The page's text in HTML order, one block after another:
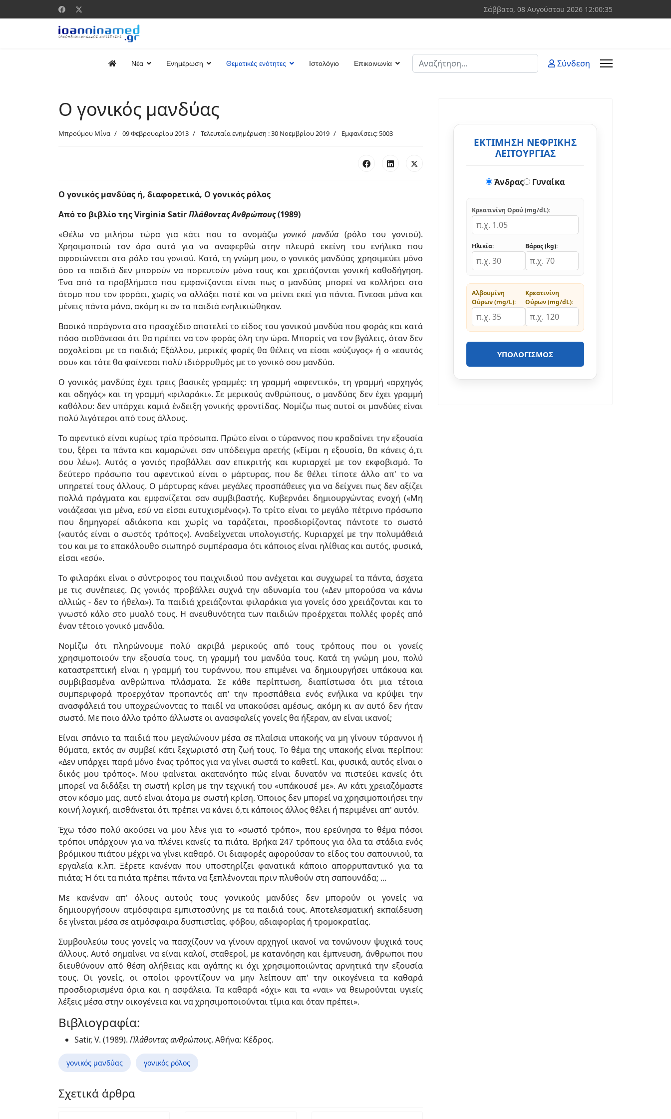
Σάββατο, 08 Αυγούστου 2026 12:00:36
Νέα Ενημέρωση Θεματικές ενότητες Ιστολόγιο Επικοινωνία
Αναζήτηση
Σύνδεση
Ο γονικός μανδύας
Μπρούμου Μίνα 09 Φεβρουαρίου 2013 Τελευταία ενημέρωση : 30 Νοεμβρίου 2019 Εμφανίσεις: 5003
Ο γονικός μανδύας ή, διαφορετικά, Ο γονικός ρόλος
Από το βιβλίο της Virginia SatirΠλάθοντας Ανθρώπους(1989)
«Θέλω να μιλήσω τώρα για κάτι που το ονομάζω γονικό μανδύα (ρόλο του γονιού).
Χρησιμοποιώ τον όρο αυτό για να αναφερθώ στην πλευρά εκείνη του ενήλικα που
αφοσιώνεται στο ρόλο του γονιού. Κατά, τη γνώμη μου, ο γονικός μανδύας χρησιμεύει μόνο
όσο τα παιδιά δεν μπορούν να πορευτούν μόνα τους και χρειάζονται γονική καθοδήγηση.
Ένα από τα προβλήματα που εμφανίζονται είναι πως ο μανδύας μπορεί να κολλήσει στο
άτομο που τον φοράει, χωρίς να αλλάξει ποτέ και να μείνει εκεί για πάντα. Γίνεσαι μάνα και
μένεις πάντα μάνα, ακόμη κι αν τα παιδιά ενηλικιώθηκαν.
Βασικό παράγοντα στο προσχέδιο αποτελεί το είδος του γονικού μανδύα που φοράς και κατά
πόσο αισθάνεσαι ότι θα πρέπει να τον φοράς όλη την ώρα. Μπορείς να τον βγάλεις, όταν δεν
ασχολείσαι με τα παιδιά; Εξάλλου, μερικές φορές θα θέλεις να είσαι «σύζυγος» ή ο «εαυτός
σου» και τότε θα φαίνεσαι πολύ ιδιόρρυθμός με το γονικό σου μανδύα.
Ο γονικός μανδύας έχει τρεις βασικές γραμμές: τη γραμμή «αφεντικό», τη γραμμή «αρχηγός
και οδηγός» και τη γραμμή «φιλαράκι». Σε μερικούς ανθρώπους, ο μανδύας δεν έχει γραμμή
καθόλου: δεν υπάρχει καμιά ένδειξη γονικής φροντίδας. Νομίζω πως αυτοί οι μανδύες είναι
πολύ λιγότεροι από τους άλλους.
Το αφεντικό είναι κυρίως τρία πρόσωπα. Πρώτο είναι ο τύραννος που κραδαίνει την εξουσία
του, ξέρει τα πάντα και καμαρώνει σαν υπόδειγμα αρετής («Είμαι η εξουσία, θα κάνεις ό,τι
σου λέω»). Αυτός ο γονιός προβάλλει σαν επικριτής και κυριαρχεί με τον εκφοβισμό. Το
δεύτερο πρόσωπο του αφεντικού είναι ο μάρτυρας, που δε θέλει τίποτε άλλο απ' το να
υπηρετεί τους άλλους. Ο μάρτυρας κάνει μεγάλες προσπάθειες για να δείχνει πως δεν αξίζει
πολλά πράγματα και εμφανίζεται σαν συμβιβαστής. Κυβερνάει δημιουργώντας ενοχή («Μη
νοιάζεσαι για μένα, εσύ να είσαι ευτυχισμένος»). Το τρίτο είναι το μεγάλο πέτρινο πρόσωπο
που δημηγορεί αδιάκοπα και χωρίς να ταράζεται, προσδιορίζοντας πάντοτε το σωστό
(«αυτός είναι ο σωστός τρόπος»). Αναδείχνεται υπολογιστής. Κυριαρχεί με την πολυμάθειά
του και με το επακόλουθο σιωπηρό συμπέρασμα ότι κάποιος είναι ηλίθιας και αυτός, φυσικά,
είσαι «εσύ».
Το φιλαράκι είναι ο σύντροφος του παιχνιδιού που ανέχεται και συγχωρεί τα πάντα, άσχετα
με τις συνέπειες. Ως γονιός προβάλλει συχνά την αδυναμία του («Δεν μπορούσα να κάνω
αλλιώς - δεν το ήθελα»). Τα παιδιά χρειάζονται φιλαράκια για γονείς όσο χρειάζονται και το
γνωστό κάλο στο μυαλό τους. Η ανευθυνότητα των παιδιών προέρχεται πολλές φορές από
έναν τέτοιο γονικό μανδύα.
Νομίζω ότι πληρώνουμε πολύ ακριβά μερικούς από τους τρόπους που οι γονείς
χρησιμοποιούν την εξουσία τους, τη γραμμή του μανδύα τους. Κατά τη γνώμη μου, πολύ
καταστρεπτική είναι η γραμμή του τυράννου, που επιμένει να δημιουργήσει υπάκουα και
συμβιβασμένα ανθρώπινα πλάσματα. Σε κάθε περίπτωση, διαπίστωσα ότι μια τέτοια
συμπεριφορά προερχόταν προπαντός απ' την προσπάθεια ενός ενήλικα να κρύψει την
ανασφάλειά του υποχρεώνοντας το παιδί να υπακούσει αμέσως, ακόμη κι αν αυτό δεν ήταν
σωστό. Με ποιο άλλο τρόπο άλλωστε οι ανασφαλείς γονείς θα ήξεραν, αν είναι ικανοί;
Είναι σπάνιο τα παιδιά που μεγαλώνουν μέσα σε πλαίσια υπακοής να μη γίνουν τύραννοι ή
θύματα, εκτός αν συμβεί κάτι ξεχωριστό στη ζωή τους. Το θέμα της υπακοής είναι περίπου:
«Δεν υπάρχει παρά μόνο ένας τρόπος για να γίνει σωστά το καθετί. Και, φυσικά, αυτός είναι ο
δικός μου τρόπος». Μου φαίνεται ακατανόητο πώς είναι δυνατόν να πιστεύει κανείς ότι
μπορεί να διδάξει τη σωστή κρίση με την τεχνική του «υπάκουσέ με». Αν κάτι χρειαζόμαστε
στον κόσμο μας, αυτό είναι άτομα με σωστή κρίση. Όποιος δεν μπορεί να χρησιμοποιήσει την
κοινή λογική, αισθάνεται ότι πρέπει να κάνει ό,τι κάποιος άλλος θέλει ή περιμένει απ' αυτόν.
Έχω τόσο πολύ ακούσει να μου λένε για το «σωστό τρόπο», που ερεύνησα το θέμα πόσοι
τρόποι υπάρχουν για να πλένει κανείς τα πιάτα. Βρήκα 247 τρόπους για όλα τα στάδια ενός
βρόμικου πιάτου μέχρι να γίνει καθαρό. Οι διαφορές αφορούσαν το είδος του σαπουνιού, τα
εργαλεία κ.λπ. Ξέρετε κανέναν που υποστηρίζει φανατικά κάποιο απορρυπαντικό για τα
πιάτα; Ή ότι τα πιάτα πρέπει πάντα να ξεπλένονται πριν πλυθούν στη σαπουνάδα; ...
Με κανέναν απ' όλους αυτούς τους γονικούς μανδύες δεν μπορούν οι γονείς να
δημιουργήσουν ατμόσφαιρα εμπιστοσύνης με τα παιδιά τους. Αποτελεσματική εκπαίδευση
δε γίνεται μέσα σε ατμόσφαιρα δυσπιστίας, φόβου, αδιαφορίας ή τρομοκρατίας.
Συμβουλεύω τους γονείς να πασχίζουν να γίνουν αρχηγοί ικανοί να τονώνουν ψυχικά τους
άλλους. Αυτό σημαίνει να είναι καλοί, σταθεροί, με κατανόηση και έμπνευση, άνθρωποι που
διευθύνουν από θέση αλήθειας και αγάπης κι όχι χρησιμοποιώντας αρνητικά την εξουσία
τους. Οι γονείς, οι οποίοι φροντίζουν να μην λείπουν απ' την οικογένεια τα καθαρά
προσδιορισμένα όρια και η ασφάλεια. Τα καθαρά «όχι» και τα «ναι» να θεωρούνται υγιείς
λέξεις μέσα στην οικογένεια και να χρησιμοποιούνται τίμια και όταν πρέπει».
Βιβλιογραφία:
Satir, V. (1989). Πλάθοντας ανθρώπους. Αθήνα: Κέδρος.
γονικός μανδύας γονικός ρόλος
Σχετικά άρθρα
ΕΚΤΙΜΗΣΗ ΝΕΦΡΙΚΗΣ
ΛΕΙΤΟΥΡΓΙΑΣ
Άνδρας Γυναίκα
Κρεατινίνη Ορού (mg/dL):
Ηλικία: Βάρος (kg):
Αλβουμίνη
Ούρων (mg/L):
Κρεατινίνη
Ούρων (mg/dL):
ΥΠΟΛΟΓΙΣΜΌΣ